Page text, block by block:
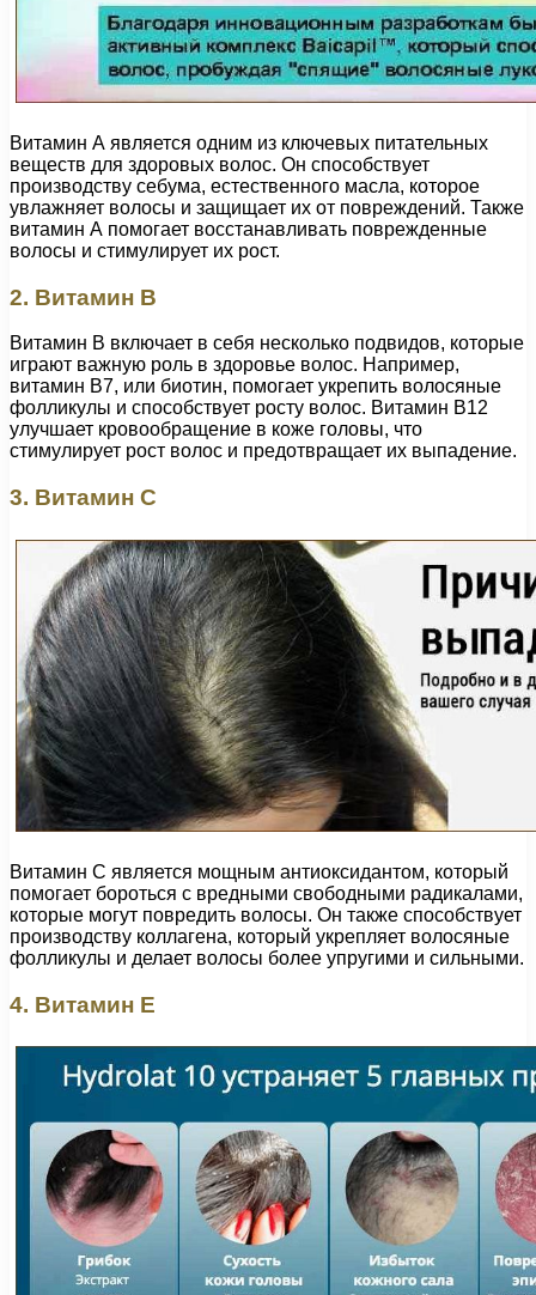
Витамин А является одним из ключевых питательных
веществ для здоровых волос. Он способствует
производству себума, естественного масла, которое
увлажняет волосы и защищает их от повреждений. Также
витамин А помогает восстанавливать поврежденные
волосы и стимулирует их рост.
2. Витамин В
Витамин В включает в себя несколько подвидов, которые
играют важную роль в здоровье волос. Например,
витамин В7, или биотин, помогает укрепить волосяные
фолликулы и способствует росту волос. Витамин В12
улучшает кровообращение в коже головы, что
стимулирует рост волос и предотвращает их выпадение.
3. Витамин С
Витамин С является мощным антиоксидантом, который
помогает бороться с вредными свободными радикалами,
которые могут повредить волосы. Он также способствует
производству коллагена, который укрепляет волосяные
фолликулы и делает волосы более упругими и сильными.
4. Витамин Е